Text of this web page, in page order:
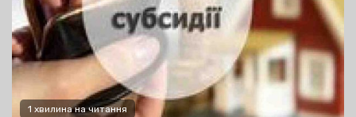
1 хвилина на читання